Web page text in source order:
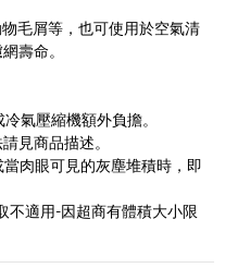
毛屑等，也可使用於空氣清
壽命。
氣壓縮機額外負擔。
見商品描述。
肉眼可見的灰塵堆積時，即
不適用-因超商有體積大小限